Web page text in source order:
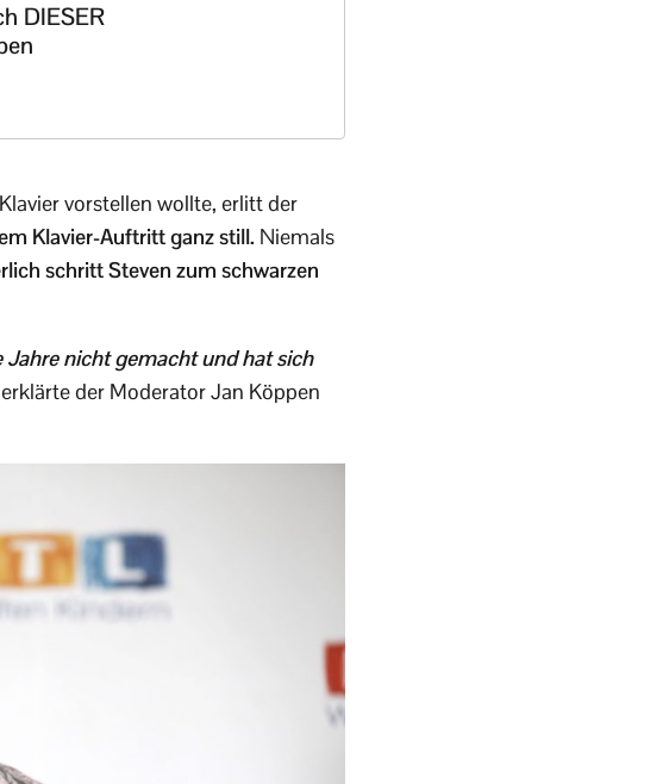
DIESER
vorstellen wollte, erlitt der
Klavier-Auftritt ganz still. Niemals
schritt Steven zum schwarzen
Jahre nicht gemacht und hat sich
der Moderator Jan Köppen